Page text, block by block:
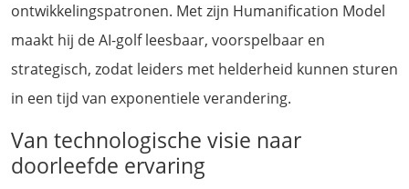
ontwikkelingspatronen. Met zijn Humanification Model
maakt hij de AI-golf leesbaar, voorspelbaar en
strategisch, zodat leiders met helderheid kunnen sturen
in een tijd van exponentiele verandering.
Van technologische visie naar
doorleefde ervaring